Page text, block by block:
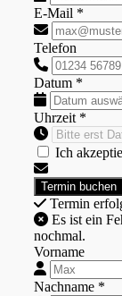
E-Mail *
Telefon
Datum *
Uhrzeit *
Ich
Termin
nochmal.
Vorname
Nachname *